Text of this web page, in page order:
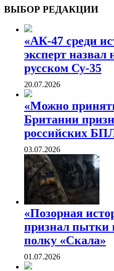
ВОЕННЫЕ СТРАНИЦЫ
СТАТЬИ ВОЕННОЙ
ВЫБОР РЕДАКЦИИ
«АК-47 среди
эксперт назвал
русском Су-35
20.07.2026
«Можно
Британии
российских
03.07.2026
«Позорная
признал пытки
полку «Скала»
01.07.2026